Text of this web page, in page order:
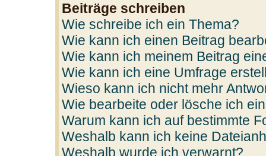
Beiträge schreiben
Wie schreibe ich ein Thema?
Wie kann ich einen Beitrag
Wie kann ich meinem Beitrag
Wie kann ich eine Umfrage
Wieso kann ich nicht mehr
Wie bearbeite oder lösche ich
Warum kann ich auf bestimmte
Weshalb kann ich keine
Weshalb wurde ich verwarnt?